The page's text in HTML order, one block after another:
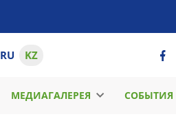
RU KZ
МЕДИАГАЛЕРЕЯ СОБЫТИЯ